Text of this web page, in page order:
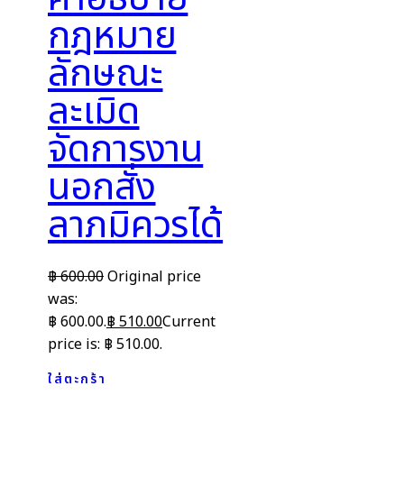
กฎหมาย
ลักษณะ
ละเมิด
จัดการงาน
นอกสั่ง
ลาภมิควรได้
฿600.00Original price
was:
฿ 600.00.฿510.00Current
price is: ฿ 510.00.
ใส่ตะกร้า